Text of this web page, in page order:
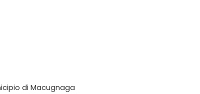
di Macugnaga